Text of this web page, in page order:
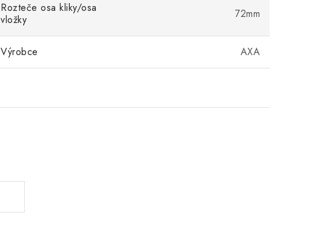
Rozteče osa kliky/osa
vložky
72mm
Výrobce AXA